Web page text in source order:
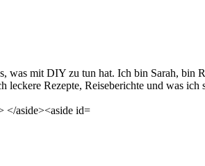
was mit DIY zu tun hat. Ich bin Sarah, bin
leckere Rezepte, Reiseberichte und was